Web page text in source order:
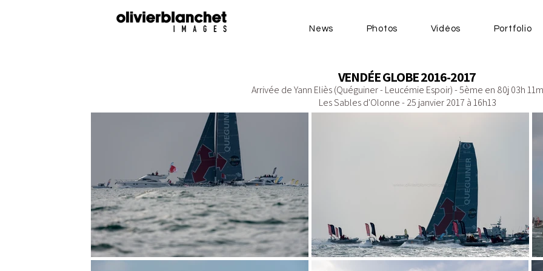
News Photos Vidéos Portfolio
VENDÉE GLOBE 2016-2017
Arrivée de Yann Eliès (Quéguiner - Leucémie Espoir) - 5ème en 80j 03h
Les Sables d'Olonne - 25 janvier 2017 à 16h13